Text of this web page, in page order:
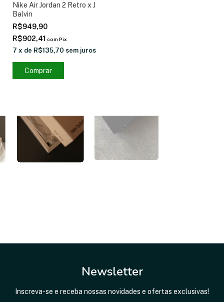
Nike Air Jordan 2 Retro x J
Balvin
R$949,90
R$902,41 com Pix
7 x de R$135,70 sem juros
Comprar
Newsletter
Inscreva-se e receba nossas novidades e ofertas exclusivas!